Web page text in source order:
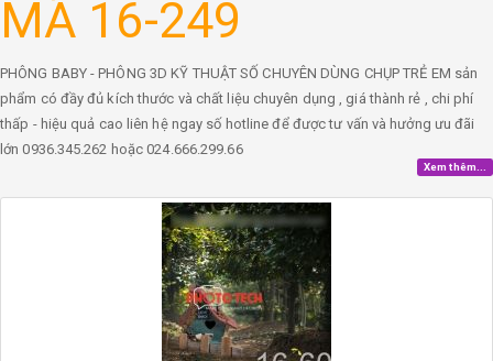
MÃ 16-249
PHÔNG BABY - PHÔNG 3D KỸ THUẬT SỐ CHUYÊN DÙNG CHỤP TRẺ EM sản
phẩm có đầy đủ kích thước và chất liệu chuyên dụng , giá thành rẻ , chi phí
thấp - hiệu quả cao liên hệ ngay số hotline để được tư vấn và hưởng ưu đãi
lớn 0936.345.262 hoặc 024.666.299.66
Xem thêm...